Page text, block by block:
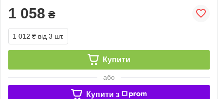
1 058 ₴
1 012 ₴ від 3 шт.
Купити
або
Купити з